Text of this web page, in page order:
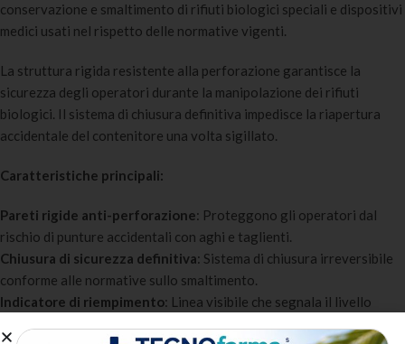
conservazione e smaltimento di rifiuti biologici speciali e dispositivi
medici usati nel rispetto delle normative vigenti.
La struttura rigida resistente alla perforazione garantisce la
sicurezza degli operatori durante la manipolazione dei rifiuti
biologici. Il sistema di chiusura definitiva impedisce la riapertura
accidentale del contenitore una volta sigillato.
Caratteristiche principali:
Pareti rigide anti-perforazione: Proteggono gli operatori dal
rischio di punture accidentali con aghi e taglienti.
Chiusura di sicurezza definitiva: Sistema di chiusura irreversibile
conforme alle normative sullo smaltimento.
Indicatore di riempimento: Linea visibile che segnala il livello